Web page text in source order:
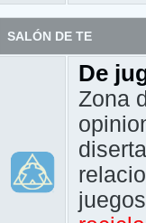
SALÓN DE TE
De
Zona